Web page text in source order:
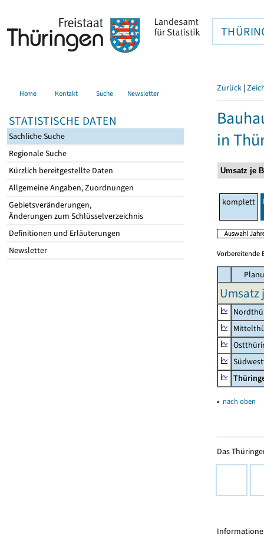
Home Kontakt Suche Newsletter
STATISTISCHE DATEN
Sachliche Suche
Regionale Suche
Kürzlich bereitgestellte Daten
Allgemeine Angaben, Zuordnungen
Gebietsveränderungen,
Änderungen zum Schlüsselverzeichnis
Definitionen und Erläuterungen
Newsletter
Zurück |
in
komplett
Vorbereitende
Umsatz
▴ nach oben
Das